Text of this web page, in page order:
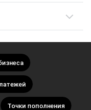
Точки пополнения